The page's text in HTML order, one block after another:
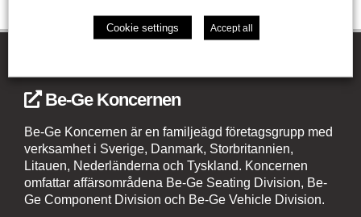
Be-Ge Koncernen
Be-Ge Koncernen är en familjeägd företagsgrupp med
verksamhet i Sverige, Danmark, Storbritannien,
Litauen, Nederländerna och Tyskland. Koncernen
omfattar affärsområdena Be-Ge Seating Division, Be-
Ge Component Division och Be-Ge Vehicle Division.
Cookie settings Accept all